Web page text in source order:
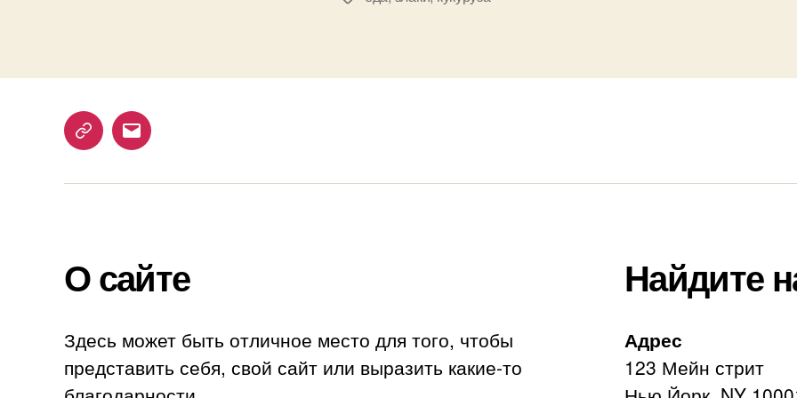
Telegram
Email
О сайте
Здесь может быть отличное место для того, чтобы
представить себя, свой сайт или выразить какие-то
Найдите
Адрес
123 Мейн стрит